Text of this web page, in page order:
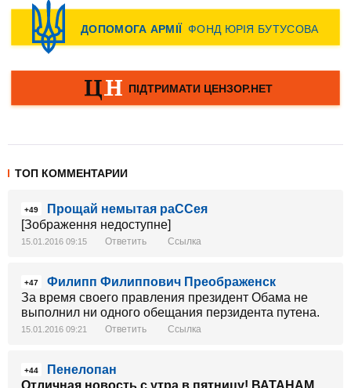
ТОП КОММЕНТАРИИ
+49
Прощай немытая раССея
[Зображення недоступне]
15.01.2016 09:15 Ответить Ссылка
+47
Филипп Филиппович Преображенск
За время своего правления президент Обама не
выполнил ни одного обещания перзидента путена.
15.01.2016 09:21 Ответить Ссылка
+44
Пенелопан
Отличная новость с утра в пятницу! ВАТАНАМ